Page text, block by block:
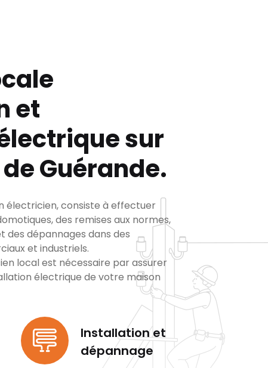
et
sur
Guérande.
électricien, consiste à effectuer
des remises aux normes,
des dépannages dans des
et industriels.
local est nécessaire par assurer
électrique de votre maison
Installation et
dépannage